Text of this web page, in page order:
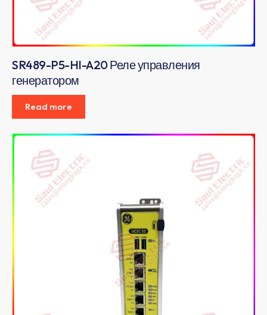
SR489-P5-HI-A20 Реле управления
генератором
Read more